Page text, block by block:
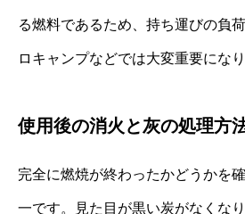
る燃料であるため、持ち運びの負
ロキャンプなどでは大変重要になり
使用後の消火と灰の処理方
完全に燃焼が終わったかどうかを
一です。見た目が黒い炭がなくな